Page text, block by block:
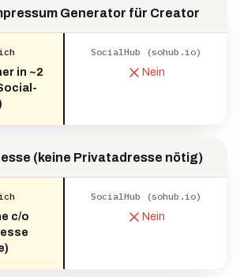
Generator für Creator
in ~2
SocialHub (sohub.io)
Nein
(keine Privatadresse nötig)
c/o
SocialHub (sohub.io)
Nein